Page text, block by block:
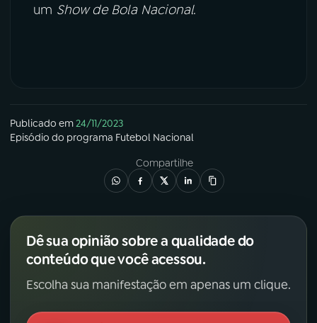
um Show de Bola Nacional.
Publicado em24/11/2023
Episódio do programa Futebol Nacional
Compartilhe
Dê sua opinião sobre a qualidade do
conteúdo que você acessou.
Escolha sua manifestação em apenas um clique.